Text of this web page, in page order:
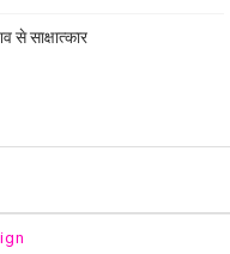
साक्षात्कार